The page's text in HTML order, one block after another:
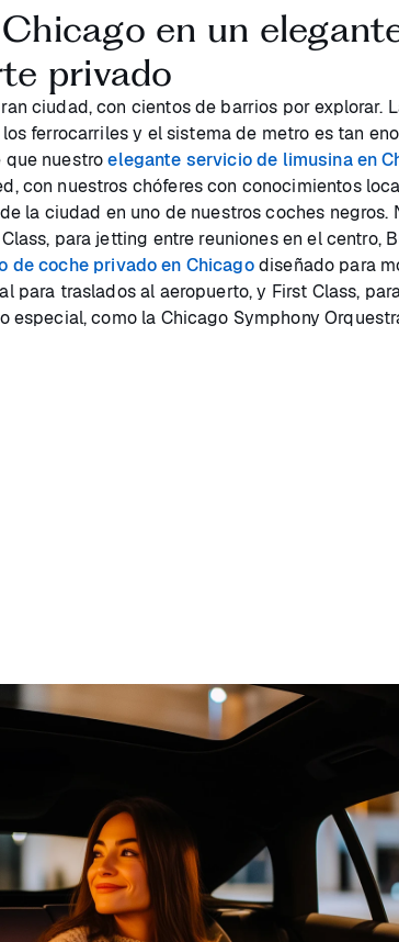
en un
privado
ciudad, con cientos de barrios por explorar.
ferrocarriles y el sistema de metro es tan
que nuestroelegante servicio de limusina en
con nuestros chóferes con conocimientos
la ciudad en uno de nuestros coches negros.
para jetting entre reuniones en el centro,
de coche privado en Chicagodiseñado para
para traslados al aeropuerto, y First Class,
especial, como la Chicago Symphony